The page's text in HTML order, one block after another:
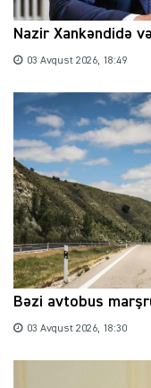
Nazir Xankəndidə
03 Avqust 2026, 18:49
Bəzi avtobus
03 Avqust 2026, 18:30